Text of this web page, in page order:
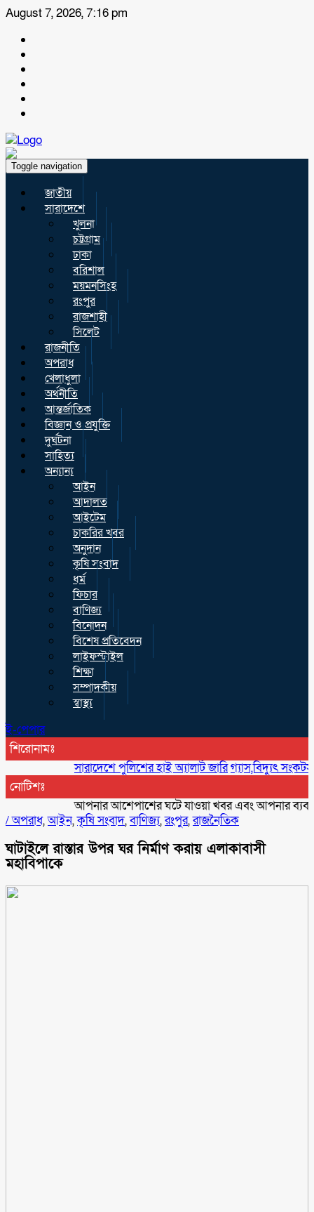
August 7, 2026, 7:16 pm
Toggle navigation
জাতীয়
সারাদেশে
খুলনা
চট্টগ্রাম
ঢাকা
বরিশাল
ময়মনসিংহ
রংপুর
রাজশাহী
সিলেট
রাজনীতি
অপরাধ
খেলাধুলা
অর্থনীতি
আন্তর্জাতিক
বিজ্ঞান ও প্রযুক্তি
দুর্ঘটনা
সাহিত্য
অন্যান্য
আইন
আদালত
আইটেম
চাকরির খবর
অনুদান
কৃষি সংবাদ
ধর্ম
ফিচার
বাণিজ্য
বিনোদন
বিশেষ প্রতিবেদন
লাইফস্টাইল
শিক্ষা
সম্পাদকীয়
স্বাস্থ্য
ই-পেপার
শিরোনামঃ
সারাদেশে পুলিশের হাই অ্যালার্ট জারিগ্যাস,বিদ্যুৎ সংকটসহ
নোটিশঃ
আপনার আশেপাশের ঘটে যাওয়া খবর এবং আপনার ব্যবসার
/অপরাধ,আইন,কৃষি সংবাদ,বাণিজ্য,রংপুর,রাজনৈতিক
ঘাটাইলে রাস্তার উপর ঘর নির্মাণ করায় এলাকাবাসী
মহাবিপাকে